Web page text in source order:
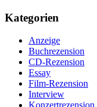
Kategorien
Anzeige
Buchrezension
CD-Rezension
Essay
Film-Rezension
Interview